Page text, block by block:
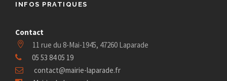
INFOS PRATIQUES
Contact
11 rue du 8-Mai-1945, 47260 Laparade
05 53 84 05 19
contact@mairie-laparade.fr